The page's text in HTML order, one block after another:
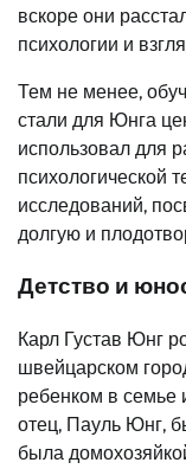
вскоре они
психологии и
Тем не менее,
стали для Юнга
использовал для
психологической
исследований,
долгую и
Детство и
Карл Густав Юнг
швейцарском
ребенком в семье
отец, Пауль Юнг,
была